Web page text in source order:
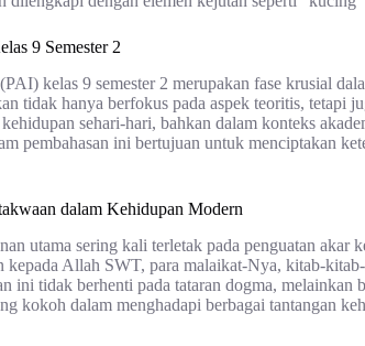
9 Semester 2
kelas 9 semester 2 merupakan fase krusial
tidak hanya berfokus pada aspek teoritis, tetapi
sehari-hari, bahkan dalam konteks
pembahasan ini bertujuan untuk menciptakan
dalam Kehidupan Modern
utama sering kali terletak pada penguatan
kepada Allah SWT, para malaikat-Nya, kitab-
ini tidak berhenti pada tataran dogma, melainkan
kokoh dalam menghadapi berbagai tantangan